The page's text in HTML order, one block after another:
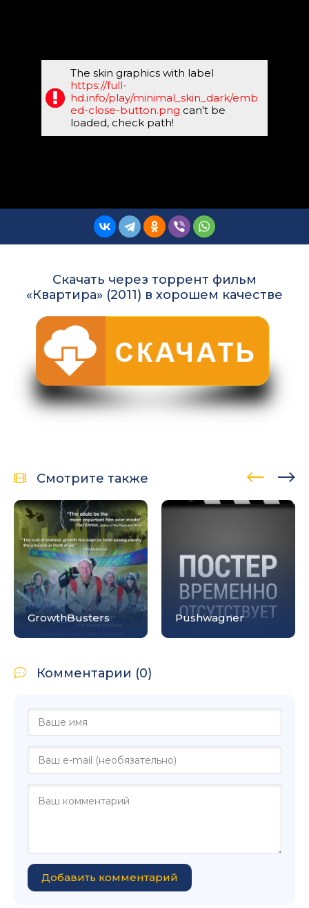
The skin graphics with label
https://full-
hd.info/play/minimal_skin_dark/emb
ed-close-button.png can't be
loaded, check path!
Скачать через торрент фильм
«Квартира» (2011) в хорошем качестве
Смотрите также
GrowthBusters Pushwagner
Комментарии (0)
Добавить комментарий